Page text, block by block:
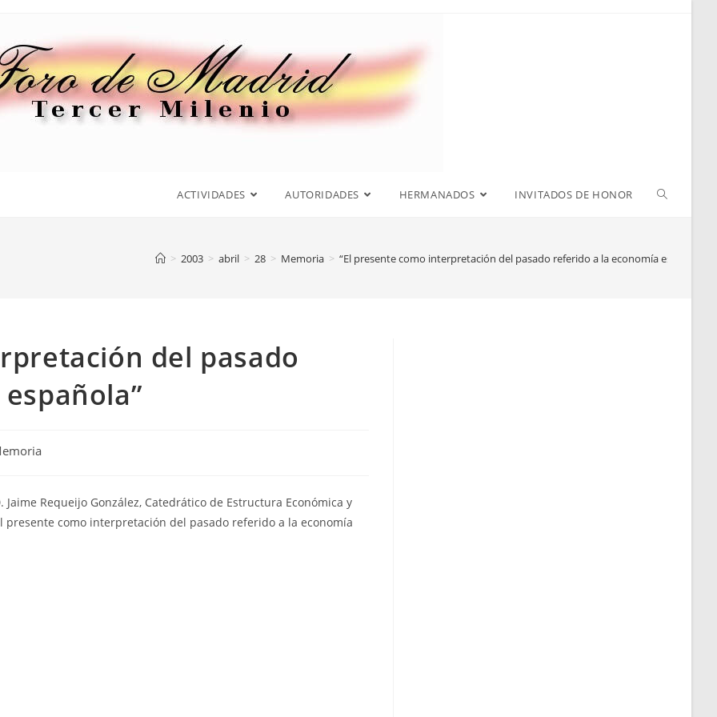
ACTIVIDADES AUTORIDADES HERMANADOS INVITADOS DE HONOR
> 2003 > abril > 28 > Memoria > “El presente como interpretación del pasado referido a la economía española”
del pasado
Requeijo González, Catedrático de Estructura Económica y
presente como interpretación del pasado referido a la economía